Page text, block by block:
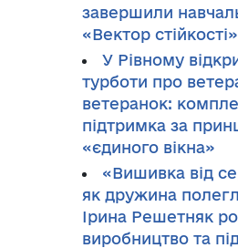
завершили
«Вектор стійкості»
У Рівному
турботи про
ветеранок:
підтримка за
«єдиного вікна»
«Вишивка від
як дружина
Ірина Решетняк
виробництво та